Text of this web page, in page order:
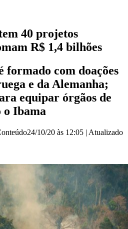
40 projetos
R$ 1,4 bilhões
formado com doações
e da Alemanha;
equipar órgãos de
o Ibama
24/10/20 às 12:05 | Atualizado